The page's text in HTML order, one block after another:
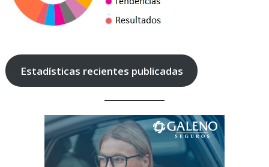
Estadísticas recientes publicadas